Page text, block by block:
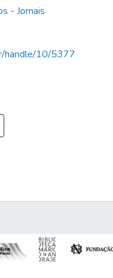
- Jornais
handle/10/5377